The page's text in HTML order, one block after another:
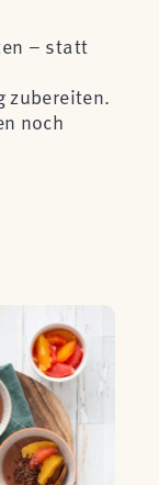
– statt
zubereiten.
noch